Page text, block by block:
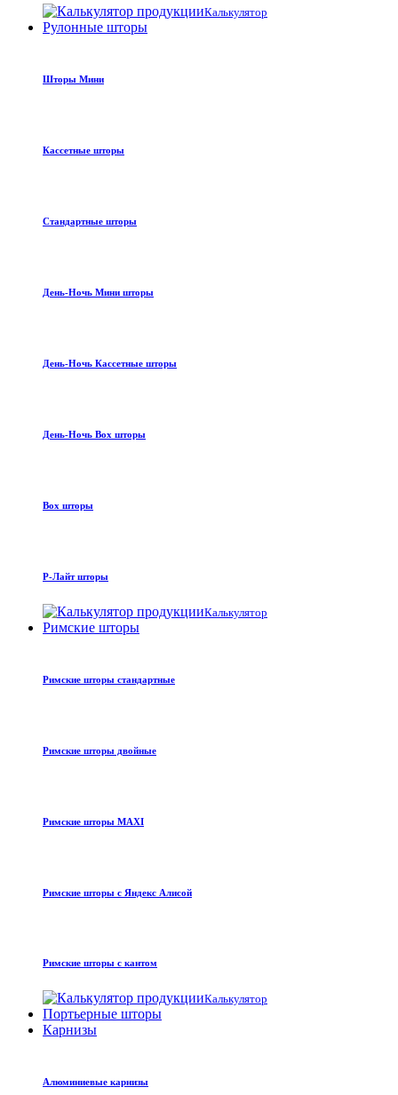
Калькулятор
Рулонные шторы
Шторы Мини
Кассетные шторы
Стандартные шторы
День-Ночь Мини шторы
День-Ночь Кассетные шторы
День-Ночь Box шторы
Box шторы
Р-Лайт шторы
Калькулятор
Римские шторы
Римские шторы стандартные
Римские шторы двойные
Римские шторы MAXI
Римские шторы с Яндекс Алисой
Римские шторы с кантом
Калькулятор
Портьерные шторы
Карнизы
Алюминиевые карнизы